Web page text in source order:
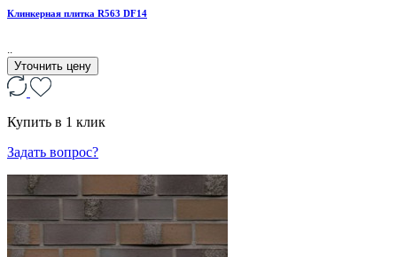
Клинкерная плитка R563 DF14
..
Уточнить цену
Купить в 1 клик
Задать вопрос?